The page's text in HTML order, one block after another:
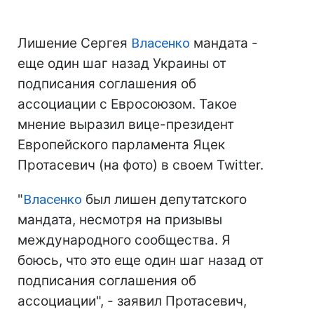
Лишение Сергея Власенко мандата -
еще один шаг назад Украины от
подписания соглашения об
ассоциации с Евросоюзом. Такое
мнение выразил вице-президент
Европейского парламента Яцек
Протасевич (на фото) в своем Twitter.
"Власенко был лишен депутатского
мандата, несмотря на призывы
международного сообщества. Я
боюсь, что это еще один шаг назад от
подписания соглашения об
ассоциации", - заявил Протасевич,